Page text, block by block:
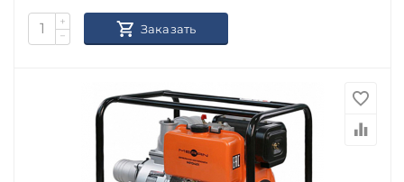
+
−
Заказать